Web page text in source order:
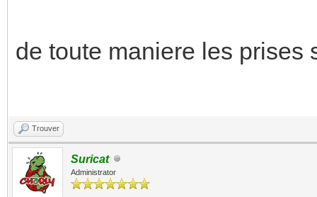
de toute maniere les prises
Trouver
Suricat
Administrator